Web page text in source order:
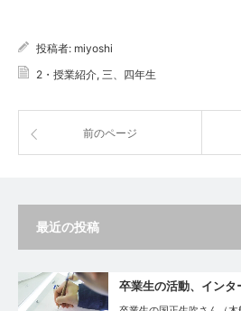
投稿者: miyoshi
2・授業紹介, 三、四年生
前のページ
最近の投稿
卒業生の活動、インタ